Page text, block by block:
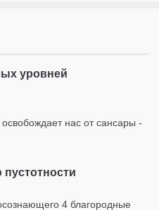
уровней
освобождает нас от сансары -
4 благородные